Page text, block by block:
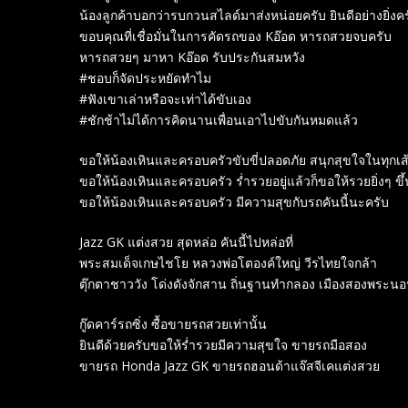
น้องลูกค้าบอกว่ารบกวนสไลด์มาส่งหน่อยครับ ยินดีอย่างยิ่งค
ขอบคุณที่เชื่อมั่นในการคัดรถของ Kอ๊อด หารถสวยจบครับ
หารถสวยๆ มาหา Kอ๊อด รับประกันสมหวัง
#ชอบก็จัดประหยัดทำไม
#ฟังเขาเล่าหรือจะเท่าได้ขับเอง
#ชักช้าไม่ได้การคิดนานเพื่อนเอาไปขับกันหมดแล้ว
ขอให้น้องเหินและครอบครัวขับขี่ปลอดภัย สนุกสุขใจในทุกเ
ขอให้น้องเหินและครอบครัว ร่ำรวยอยู่แล้วก็ขอให้รวยยิ่งๆ ขึ้
ขอให้น้องเหินและครอบครัว มีความสุขกับรถคันนี้นะครับ
Jazz GK แต่งสวย สุดหล่อ คันนี้ไปหล่อที่
พระสมเด็จเกษไชโย หลวงพ่อโตองค์ใหญ่ วีรไทยใจกล้า
ตุ๊กตาชาววัง โด่งดังจักสาน ถิ่นฐานทำกลอง เมืองสองพระน
กู๊ดคาร์รถซิ่ง ซื้อขายรถสวยเท่านั้น
ยินดีด้วยครับขอให้ร่ำรวยมีความสุขใจ ขายรถมือสอง
ขายรถ Honda Jazz GK ขายรถฮอนด้าแจ๊สจีเคแต่งสวย